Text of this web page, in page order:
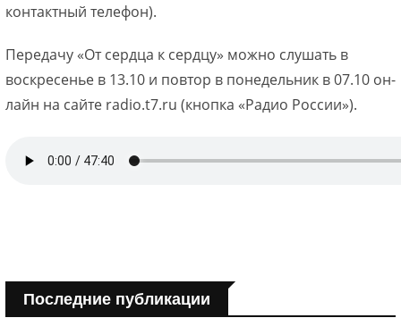
контактный телефон).
Передачу «От сердца к сердцу» можно слушать в
воскресенье в 13.10 и повтор в понедельник в 07.10 он-
лайн на сайте radio.t7.ru (кнопка «Радио России»).
Последние публикации